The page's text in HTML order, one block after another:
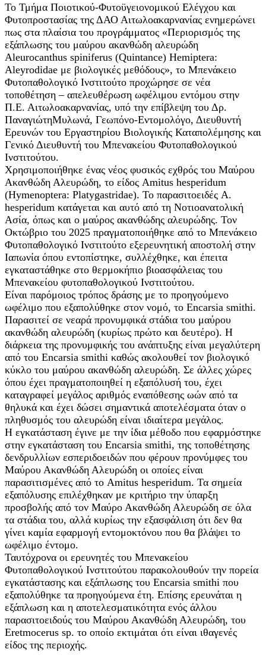
Το Τμήμα Ποιοτικού-Φυτοϋγειονομικού Ελέγχου και
Φυτοπροστασίας της ΔΑΟ Αιτωλοακαρνανίας ενημερώνει
πως στα πλαίσια του προγράμματος «Περιορισμός της
εξάπλωσης του μαύρου ακανθώδη αλευρώδη
Aleurocanthus spiniferus (Quintance) Hemiptera:
Aleyrodidae με βιολογικές μεθόδους», το Μπενάκειο
Φυτοπαθολογικό Ινστιτούτο προχώρησε σε νέα
τοποθέτηση – απελευθέρωση ωφέλιμου εντόμου στην
Π.Ε. Αιτωλοακαρνανίας, υπό την επίβλεψη του Δρ.
ΠαναγιώτηΜυλωνά, Γεωπόνο-Εντομολόγο, Διευθυντή
Ερευνών του Εργαστηρίου Βιολογικής Καταπολέμησης και
Γενικό Διευθυντή του Μπενακείου Φυτοπαθολογικού
Ινστιτούτου.
Χρησιμοποιήθηκε ένας νέος φυσικός εχθρός του Μαύρου
Ακανθώδη Αλευρώδη, το είδος Amitus hesperidum
(Hymenoptera: Platygastridae). Το παρασιτοειδές A.
hesperidum κατάγεται και αυτό από τη Νοτιοανατολική
Ασία, όπως και ο μαύρος ακανθώδης αλευρώδης. Τον
Οκτώβριο του 2025 πραγματοποιήθηκε από το Μπενάκειο
Φυτοπαθολογικό Ινστιτούτο εξερευνητική αποστολή στην
Ιαπωνία όπου εντοπίστηκε, συλλέχθηκε, και έπειτα
εγκαταστάθηκε στο θερμοκήπιο βιοασφάλειας του
Μπενακείου φυτοπαθολογικού Ινστιτούτου.
Είναι παρόμοιος τρόπος δράσης με το προηγούμενο
ωφέλιμο που εξαπολύθηκε στον νομό, το Encarsia smithi.
Παρασιτεί σε νεαρά προνυμφικά στάδια του μαύρου
ακανθώδη αλευρώδη (κυρίως πρώτο και δευτέρο). Η
διάρκεια της προνυμφικής του ανάπτυξης είναι μεγαλύτερη
από του Encarsia smithi καθώς ακολουθεί τον βιολογικό
κύκλο του μαύρου ακανθώδη αλευρώδη. Σε άλλες χώρες
όπου έχει πραγματοποιηθεί η εξαπόλυσή του, έχει
καταγραφεί μεγάλος αριθμός εναπόθεσης ωών από τα
θηλυκά και έχει δώσει σημαντικά αποτελέσματα όταν ο
πληθυσμός του αλευρώδη είναι ιδιαίτερα μεγάλος.
Η εγκατάσταση έγινε με την ίδια μέθοδο που εφαρμόστηκε
στην εγκατάσταση του Encarsia smithi, της τοποθέτησης
δενδρυλλίων εσπεριδοειδών που φέρουν προνύμφες του
Μαύρου Ακανθώδη Αλευρώδη οι οποίες είναι
παρασιτισμένες από το Amitus hesperidum. Τα σημεία
εξαπόλυσης επιλέχθηκαν με κριτήριο την ύπαρξη
προσβολής από τον Μαύρο Ακανθώδη Αλευρώδη σε όλα
τα στάδια του, αλλά κυρίως την εξασφάλιση ότι δεν θα
γίνει καμία εφαρμογή εντομοκτόνου που θα βλάψει το
ωφέλιμο έντομο.
Ταυτόχρονα οι ερευνητές του Μπενακείου
Φυτοπαθολογικού Ινστιτούτου παρακολουθούν την πορεία
εγκατάστασης και εξάπλωσης του Encarsia smithi που
εξαπολύθηκε τα προηγούμενα έτη. Επίσης ερευνάται η
εξάπλωση και η αποτελεσματικότητα ενός άλλου
παρασιτοειδούς του Μαύρου Ακανθώδη Αλευρώδη, του
Eretmocerus sp. το οποίο εκτιμάται ότι είναι ιθαγενές
είδος της περιοχής.